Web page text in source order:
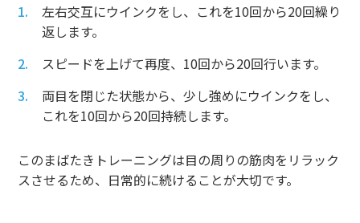
左右交互にウインクをし、これを10回から20回繰り
返します。
スピードを上げて再度、10回から20回行います。
両目を閉じた状態から、少し強めにウインクをし、
これを10回から20回持続します。
このまばたきトレーニングは目の周りの筋肉をリラック
スさせるため、日常的に続けることが大切です。